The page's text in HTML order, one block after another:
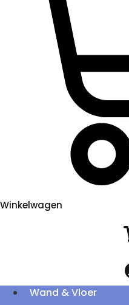
Winkelwagen
Wand & Vloer